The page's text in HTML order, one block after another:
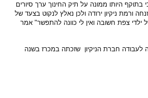
היותו ממונה על תיק החינוך ערך סיורים
ורמת ניקיון ירודה ולכן נאלץ לנקוט בצעד של
צפת חשובה ואין לי כוונה להתפשר" אמר
חברת הניקיון שזכתה במכרז בשנה